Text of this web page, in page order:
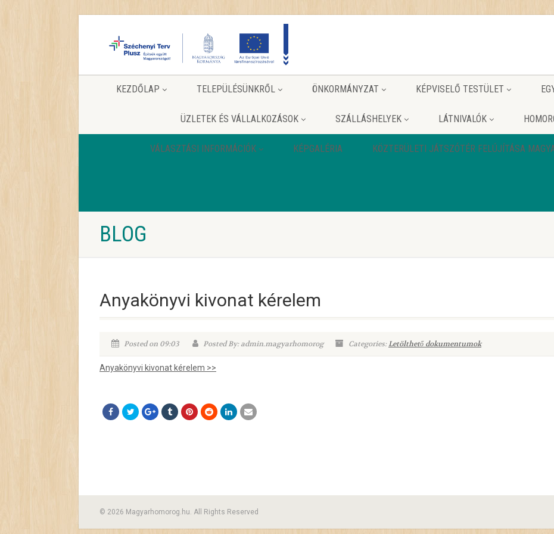
KEZDŐLAP TELEPÜLÉSÜNKRŐL ÖNKORMÁNYZAT KÉPVISELŐ TESTÜLET
ÜZLETEK ÉS VÁLLALKOZÁSOK SZÁLLÁSHELYEK LÁTNIVALÓK
VÁLASZTÁSI INFORMÁCIÓK KÉPGALÉRIA KÖZTERÜLETI JÁTSZÓTÉR FELÚJÍTÁSA
BLOG
Anyakönyvi kivonat kérelem
Posted on 09:03 Posted By: admin.magyarhomorog Categories:Letölthető dokumentumok
Anyakönyvi kivonat kérelem >>
© 2026 Magyarhomorog.hu. All Rights Reserved